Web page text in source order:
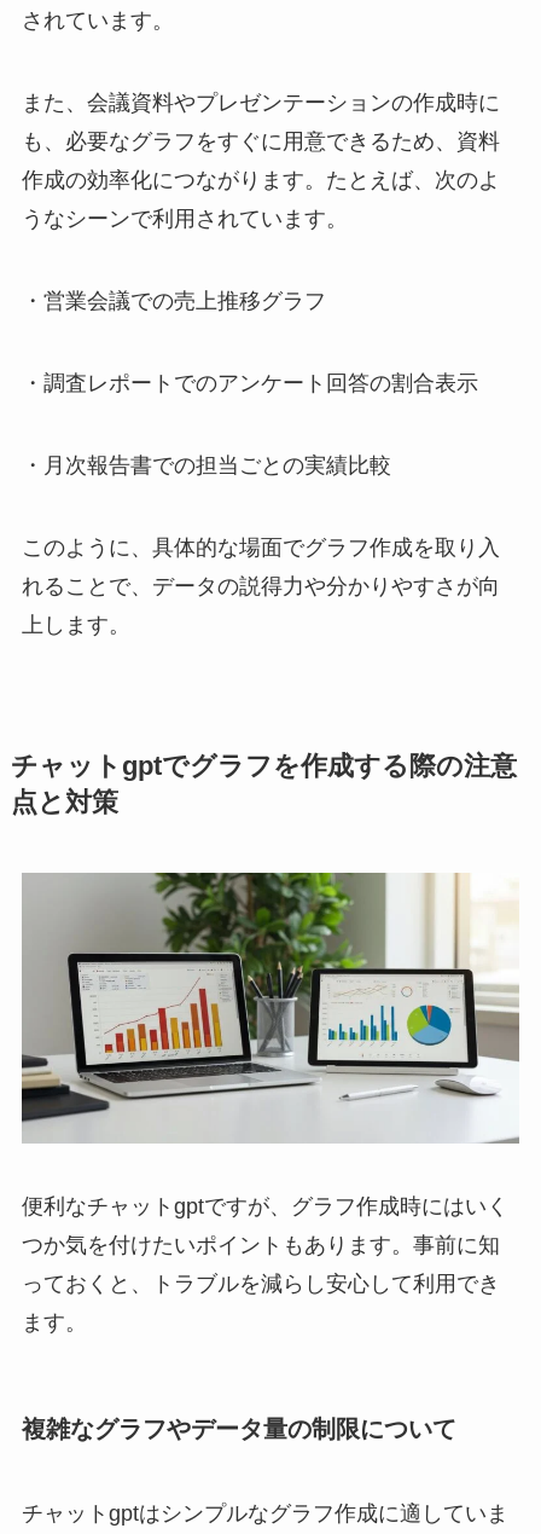
されています。
また、会議資料やプレゼンテーションの作成時に
も、必要なグラフをすぐに用意できるため、資料
作成の効率化につながります。たとえば、次のよ
うなシーンで利用されています。
・営業会議での売上推移グラフ
・調査レポートでのアンケート回答の割合表示
・月次報告書での担当ごとの実績比較
このように、具体的な場面でグラフ作成を取り入
れることで、データの説得力や分かりやすさが向
上します。
チャットgptでグラフを作成する際の注意
点と対策
便利なチャットgptですが、グラフ作成時にはいく
つか気を付けたいポイントもあります。事前に知
っておくと、トラブルを減らし安心して利用でき
ます。
複雑なグラフやデータ量の制限について
チャットgptはシンプルなグラフ作成に適していま